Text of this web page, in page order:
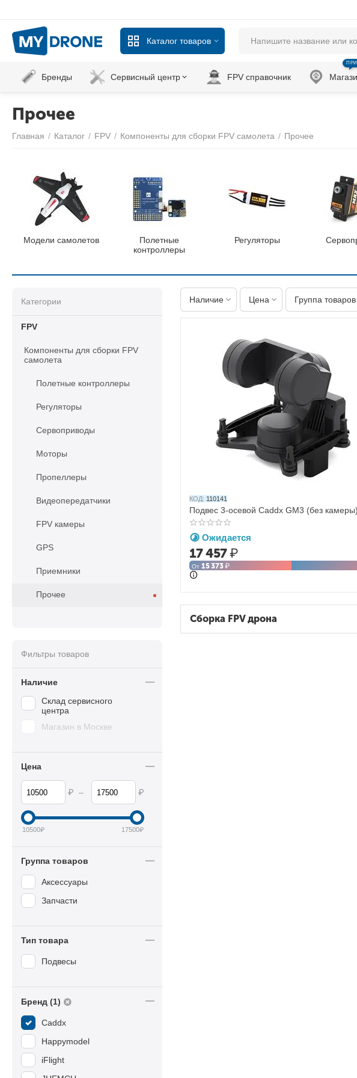
Каталог товаров
Бренды Сервисный центр FPV справочник
Прочее
Главная / Каталог / FPV / Компоненты для сборки FPV самолета / Прочее
Модели самолетов
Полетные
контроллеры
Регуляторы
Наличие Цена Группа товаров
Сборка FPV дрона
КОД: 110141
Подвес 3-осевой Caddx GM3 (без камеры)
Ожидается
17 457₽
От 15 373 ₽
Категории
FPV
Компоненты для сборки FPV
самолета
Полетные контроллеры
Регуляторы
Сервоприводы
Моторы
Пропеллеры
Видеопередатчики
FPV камеры
GPS
Приемники
Прочее
Фильтры товаров
Наличие
Склад сервисного
центра
Магазин в Москве
Цена
₽ – ₽
10500₽ 17500₽
Группа товаров
Аксессуары
Запчасти
Тип товара
Подвесы
Бренд (1)
Caddx
Happymodel
iFlight